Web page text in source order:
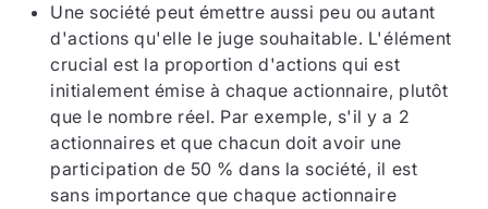
Une société peut émettre aussi peu ou autant
d'actions qu'elle le juge souhaitable. L'élément
crucial est la proportion d'actions qui est
initialement émise à chaque actionnaire, plutôt
que le nombre réel. Par exemple, s'il y a 2
actionnaires et que chacun doit avoir une
participation de 50 % dans la société, il est
sans importance que chaque actionnaire